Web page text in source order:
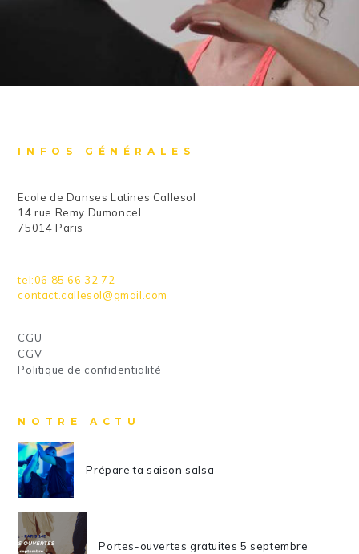
INFOS GÉNÉRALES
Ecole de Danses Latines Callesol
14 rue Remy Dumoncel
75014 Paris
tel:06 85 66 32 72
contact.callesol@gmail.com
CGU
CGV
Politique de confidentialité
NOTRE ACTU
Prépare ta saison salsa
Portes-ouvertes gratuites 5 septembre